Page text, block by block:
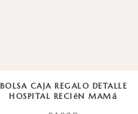
BOLSA CAJA REGALO DETALLE
HOSPITAL RECIéN MAMá